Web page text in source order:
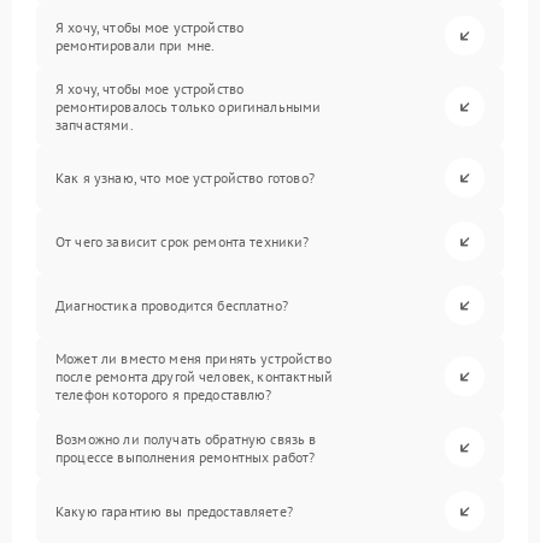
Я хочу, чтобы мое устройство
ремонтировали при мне.
Я хочу, чтобы мое устройство
ремонтировалось только оригинальными
запчастями.
Как я узнаю, что мое устройство готово?
От чего зависит срок ремонта техники?
Диагностика проводится бесплатно?
Может ли вместо меня принять устройство
после ремонта другой человек, контактный
телефон которого я предоставлю?
Возможно ли получать обратную связь в
процессе выполнения ремонтных работ?
Какую гарантию вы предоставляете?